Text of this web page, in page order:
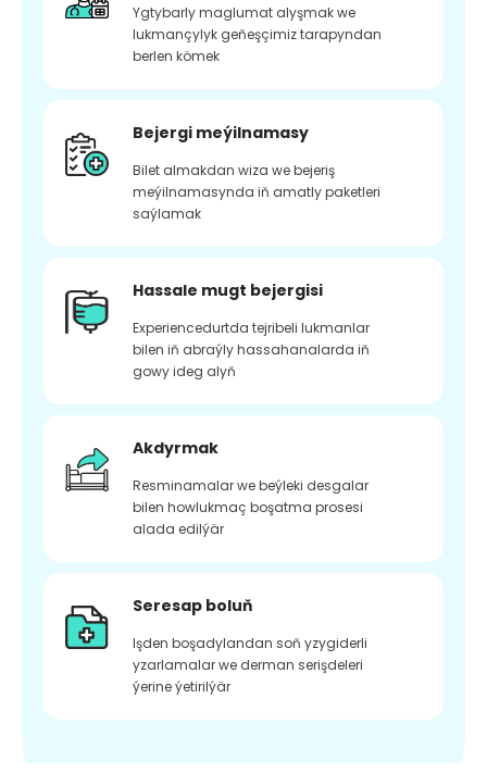
Ygtybarly maglumat alyşmak we
lukmançylyk geňeşçimiz tarapyndan
berlen kömek
Bejergi meýilnamasy
Bilet almakdan wiza we bejeriş
meýilnamasynda iň amatly paketleri
saýlamak
Hassale mugt bejergisi
Experiencedurtda tejribeli lukmanlar
bilen iň abraýly hassahanalarda iň
gowy ideg alyň
Akdyrmak
Resminamalar we beýleki desgalar
bilen howlukmaç boşatma prosesi
alada edilýär
Seresap boluň
Işden boşadylandan soň yzygiderli
yzarlamalar we derman serişdeleri
ýerine ýetirilýär